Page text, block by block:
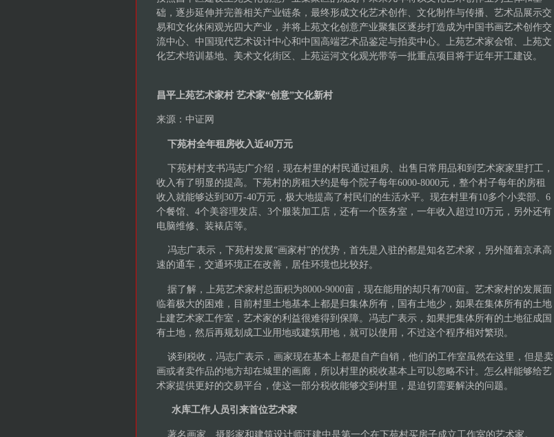
础，逐步延伸并完善相关产业链条，最终形成文化艺术创作、文化制作与传播、艺术品展示交
易和文化休闲观光四大产业，并将上苑文化创意产业聚集区逐步打造成为中国书画艺术创作交
流中心、中国现代艺术设计中心和中国高端艺术品鉴定与拍卖中心。上苑艺术家会馆、上苑文
化艺术培训基地、美术文化街区、上苑运河文化观光带等一批重点项目将于近年开工建设。
昌平上苑艺术家村 艺术家“创意”文化新村
来源：中证网
下苑村全年租房收入近40万元
下苑村村支书冯志广介绍，现在村里的村民通过租房、出售日常用品和到艺术家家里打工，
收入有了明显的提高。下苑村的房租大约是每个院子每年6000-8000元，整个村子每年的房租
收入就能够达到30万-40万元，极大地提高了村民们的生活水平。现在村里有10多个小卖部、6
个餐馆、4个美容理发店、3个服装加工店，还有一个医务室，一年收入超过10万元，另外还有
电脑维修、装裱店等。
冯志广表示，下苑村发展“画家村”的优势，首先是入驻的都是知名艺术家，另外随着京承高
速的通车，交通环境正在改善，居住环境也比较好。
据了解，上苑艺术家村总面积为8000-9000亩，现在能用的却只有700亩。艺术家村的发展面
临着极大的困难，目前村里土地基本上都是归集体所有，国有土地少，如果在集体所有的土地
上建艺术家工作室，艺术家的利益很难得到保障。冯志广表示，如果把集体所有的土地征成国
有土地，然后再规划成工业用地或建筑用地，就可以使用，不过这个程序相对繁琐。
谈到税收，冯志广表示，画家现在基本上都是自产自销，他们的工作室虽然在这里，但是卖
画或者卖作品的地方却在城里的画廊，所以村里的税收基本上可以忽略不计。怎么样能够给艺
术家提供更好的交易平台，使这一部分税收能够交到村里，是迫切需要解决的问题。
水库工作人员引来首位艺术家
著名画家、摄影家和建筑设计师汪建中是第一个在下苑村买房子成立工作室的艺术家。